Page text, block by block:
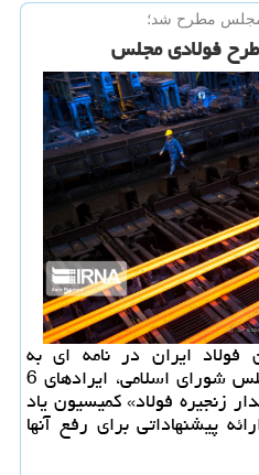
مجلس مطرح شد؛
فولاد ایران در نامه ای به
كمیسیون صنایع و معادن مجلس شورای اسلامی، ایرادهای 6
زنجیره فولاد» كمیسیون یاد
پیشنهاداتی برای رفع آنها